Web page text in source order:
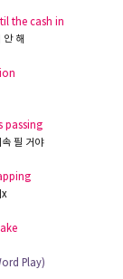
the cash in
안 해
passing
속 필 거야
x
Play)